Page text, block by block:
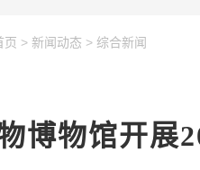
页 > 新闻动态 > 综合新闻
博物馆开展